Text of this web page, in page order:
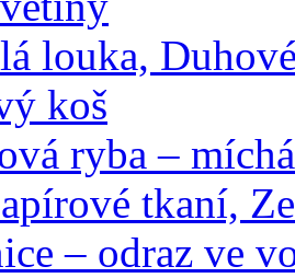
louka,
koš
ryba –
tkaní,
– odraz ve